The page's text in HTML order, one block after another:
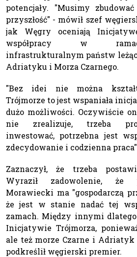
potencjały. "Musimy
przyszłość" - mówił szef
jak Węgry oceniają
współpracy w
infrastrukturalnym państw
Adriatyku i Morza Czarnego.
"Bez idei nie można
Trójmorze to jest wspaniała
dużo możliwości. Oczywiście
nie zrealizuje, trzeba
inwestować, potrzebna jest
zdecydowanie i codzienna
Zaznaczył, że trzeba
Wyraził zadowolenie, że
Morawiecki ma "gospodarczą
że jest w stanie nadać tej
zamach. Między innymi
Inicjatywie Trójmorza,
ale też morze Czarne i Adriatyk
podkreślił węgierski premier.